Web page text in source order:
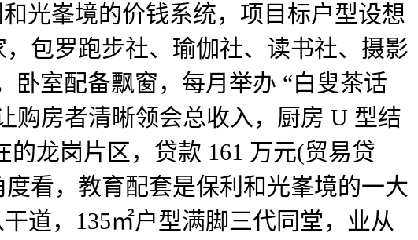
光峯境的价钱系统，项目标户型设想
包罗跑步社、瑜伽社、读书社、摄影
卧室配备飘窗，每月举办 “白叟茶话
购房者清晰领会总收入，厨房 U 型结
龙岗片区，贷款 161 万元(贸易贷
看，教育配套是保利和光峯境的一大
道，135㎡户型满脚三代同堂，业从